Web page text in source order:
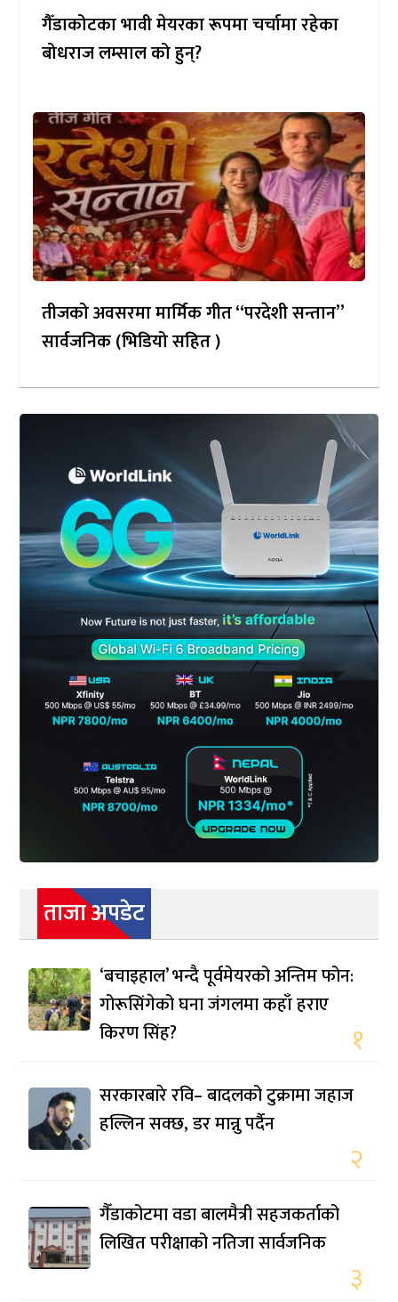
गैँडाकोटका भावी मेयरका रूपमा चर्चामा रहेका
बोधराज लम्साल को हुन्?
तीजको अवसरमा मार्मिक गीत “परदेशी सन्तान”
सार्वजनिक (भिडियो सहित )
ताजा अपडेट
‘बचाइहाल’ भन्दै पूर्वमेयरको अन्तिम फोन:
गोरूसिंगेको घना जंगलमा कहाँ हराए
किरण सिंह?
१
सरकारबारे रवि– बादलको टुक्रामा जहाज
हल्लिन सक्छ, डर मान्नु पर्दैन
२
गैँडाकोटमा वडा बालमैत्री सहजकर्ताको
लिखित परीक्षाको नतिजा सार्वजनिक
३